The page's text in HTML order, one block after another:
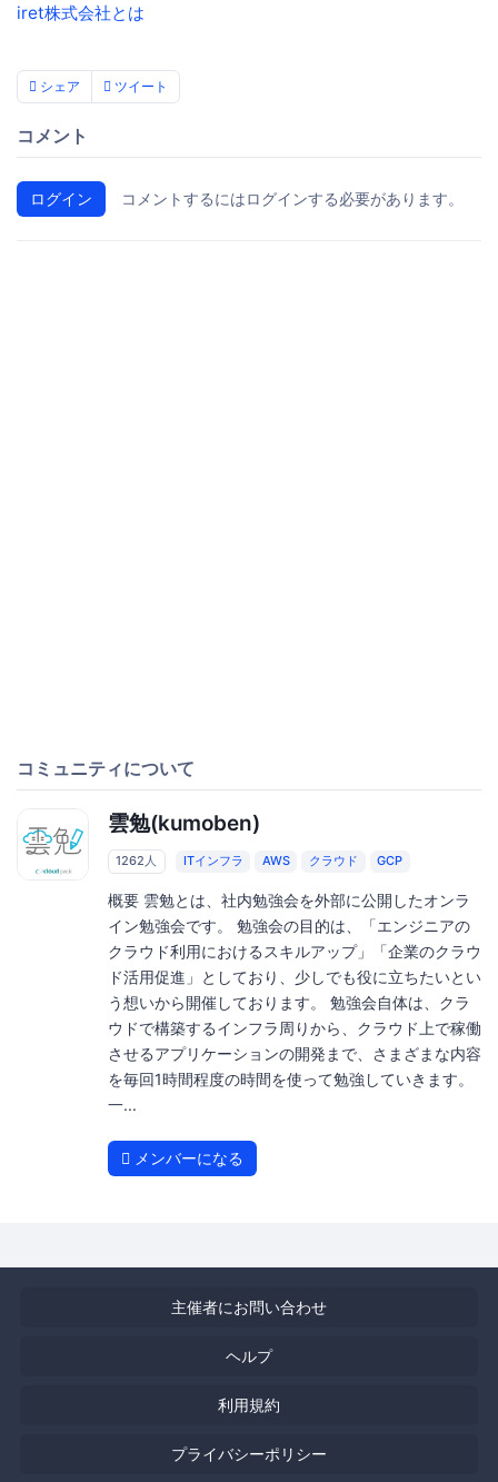
iret株式会社とは
シェア ツイート
コメント
ログイン コメントするにはログインする必要があります。
コミュニティについて
雲勉(kumoben)
1262人 ITインフラ AWS クラウド GCP
概要 雲勉とは、社内勉強会を外部に公開したオンラ
イン勉強会です。 勉強会の目的は、「エンジニアの
クラウド利用におけるスキルアップ」「企業のクラウ
ド活用促進」としており、少しでも役に立ちたいとい
う想いから開催しております。 勉強会自体は、クラ
ウドで構築するインフラ周りから、クラウド上で稼働
させるアプリケーションの開発まで、さまざまな内容
を毎回1時間程度の時間を使って勉強していきます。
一...
メンバーになる
主催者にお問い合わせ
ヘルプ
利用規約
プライバシーポリシー